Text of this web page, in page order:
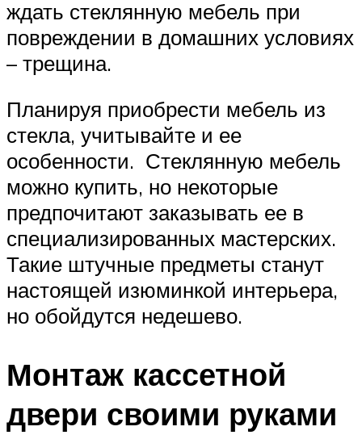
ждать стеклянную мебель при
повреждении в домашних условиях
– трещина.
Планируя приобрести мебель из
стекла, учитывайте и ее
особенности. Стеклянную мебель
можно купить, но некоторые
предпочитают заказывать ее в
специализированных мастерских.
Такие штучные предметы станут
настоящей изюминкой интерьера,
но обойдутся недешево.
Монтаж кассетной
двери своими руками